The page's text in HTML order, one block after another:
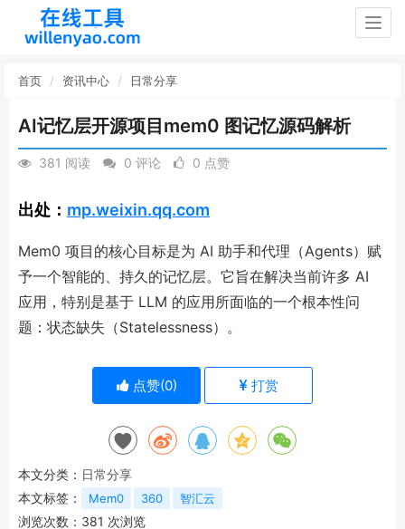
首页 资讯中心 日常分享
AI记忆层开源项目mem0 图记忆源码解析
381 阅读 0 评论 0 点赞
出处： mp.weixin.qq.com
Mem0 项目的核心目标是为 AI 助手和代理（Agents）赋
予一个智能的、持久的记忆层。它旨在解决当前许多 AI
应用，特别是基于 LLM 的应用所面临的一个根本性问
题：状态缺失（Statelessness）。
点赞(0) 打赏
本文分类： 日常分享
本文标签：
Mem0 360 智汇云
浏览次数： 381 次浏览